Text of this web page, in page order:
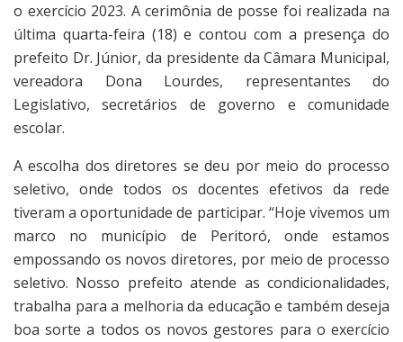
o exercício 2023. A cerimônia de posse foi realizada na
última quarta-feira (18) e contou com a presença do
prefeito Dr. Júnior, da presidente da Câmara Municipal,
vereadora Dona Lourdes, representantes do
Legislativo, secretários de governo e comunidade
escolar.
A escolha dos diretores se deu por meio do processo
seletivo, onde todos os docentes efetivos da rede
tiveram a oportunidade de participar. “Hoje vivemos um
marco no município de Peritoró, onde estamos
empossando os novos diretores, por meio de processo
seletivo. Nosso prefeito atende as condicionalidades,
trabalha para a melhoria da educação e também deseja
boa sorte a todos os novos gestores para o exercício